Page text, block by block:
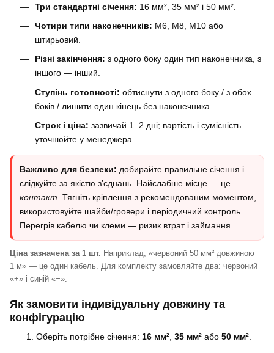
Три стандартні січення: 16 мм², 35 мм² і 50 мм².
Чотири типи наконечників: M6, M8, M10 або
штирьовий.
Різні закінчення: з одного боку один тип наконечника, з
іншого — інший.
Ступінь готовності: обтиснути з одного боку / з обох
боків / лишити один кінець без наконечника.
Строк і ціна: зазвичай 1–2 дні; вартість і сумісність
уточнюйте у менеджера.
Важливо для безпеки: добирайте правильне січення і
слідкуйте за якістю з’єднань. Найслабше місце — це
контакт . Тягніть кріплення з рекомендованим моментом,
використовуйте шайби/гровери і періодичний контроль.
Перегрів кабелю чи клеми — ризик втрат і займання.
Ціна зазначена за 1 шт. Наприклад, «червоний 50 мм² довжиною
1 м» — це один кабель. Для комплекту замовляйте два: червоний
«+» і синій «−».
Як замовити індивідуальну довжину та
конфігурацію
Оберіть потрібне січення: 16 мм², 35 мм²або 50 мм².